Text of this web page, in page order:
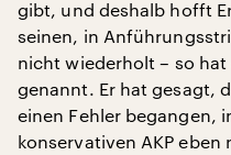
gibt, und deshalb hofft
seinen, in
nicht wiederholt – so
genannt. Er hat gesagt,
einen Fehler begangen,
konservativen AKP